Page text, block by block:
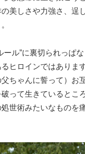
の美しさや力強さ、逞
ール”に裏切られっぱ
るヒロインではありま
ちゃんに誓って）お
って生きているとこ
世術みたいなものを